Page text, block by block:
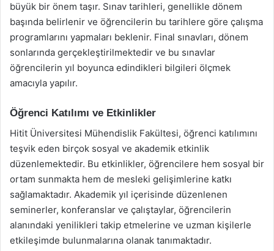
büyük bir önem taşır. Sınav tarihleri, genellikle dönem
başında belirlenir ve öğrencilerin bu tarihlere göre çalışma
programlarını yapmaları beklenir. Final sınavları, dönem
sonlarında gerçekleştirilmektedir ve bu sınavlar
öğrencilerin yıl boyunca edindikleri bilgileri ölçmek
amacıyla yapılır.
Öğrenci Katılımı ve Etkinlikler
Hitit Üniversitesi Mühendislik Fakültesi, öğrenci katılımını
teşvik eden birçok sosyal ve akademik etkinlik
düzenlemektedir. Bu etkinlikler, öğrencilere hem sosyal bir
ortam sunmakta hem de mesleki gelişimlerine katkı
sağlamaktadır. Akademik yıl içerisinde düzenlenen
seminerler, konferanslar ve çalıştaylar, öğrencilerin
alanındaki yenilikleri takip etmelerine ve uzman kişilerle
etkileşimde bulunmalarına olanak tanımaktadır.